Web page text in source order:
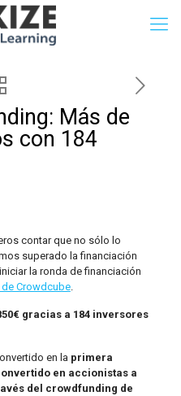
Más de
con 184
contar que no sólo lo
superado la financiación
la ronda de financiación
Crowdcube.
gracias a 184 inversores
en la primera
en accionistas a
del crowdfunding de